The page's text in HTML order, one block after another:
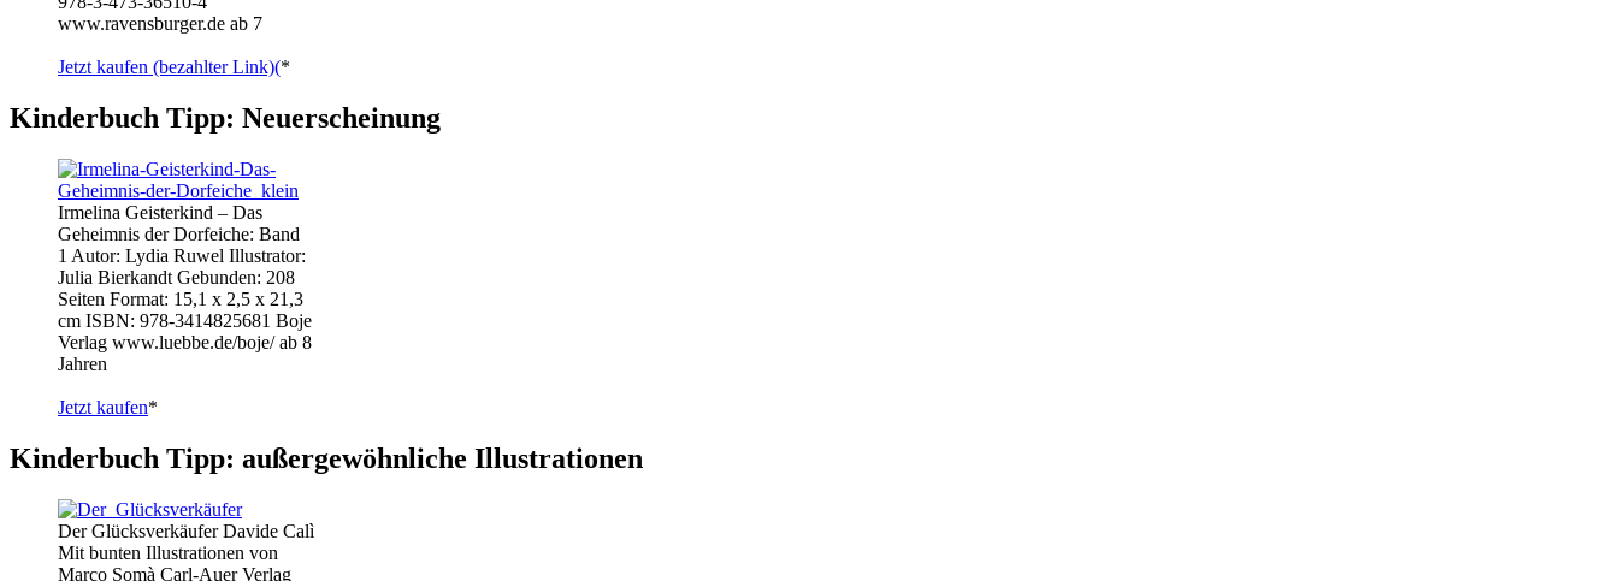
www.ravensburger.de ab 7
Jetzt kaufen (bezahlter Link)(*
Kinderbuch Tipp: Neuerscheinung
Irmelina Geisterkind – Das
Geheimnis der Dorfeiche: Band
1 Autor: Lydia Ruwel Illustrator:
Julia Bierkandt Gebunden: 208
Seiten Format: 15,1 x 2,5 x 21,3
cm ISBN: 978-3414825681 Boje
Verlag www.luebbe.de/boje/ ab 8
Jahren
Jetzt kaufen*
Kinderbuch Tipp: außergewöhnliche Illustrationen
Der Glücksverkäufer Davide Calì
Mit bunten Illustrationen von
Marco Somà Carl-Auer Verlag